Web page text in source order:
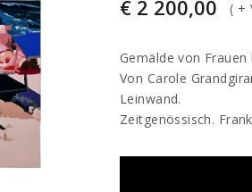
€ 2 200,00 ( +
Gemälde von Frauen
Von Carole
Leinwand.
Zeitgenössisch.